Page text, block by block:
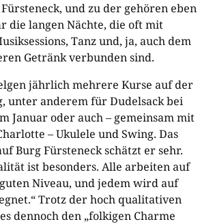
und zu der gehören eben
die langen Nächte, die oft mit
Tanz und, ja, auch dem
Getränk verbunden sind.
jährlich mehrere Kurse auf der
unter anderem für Dudelsack bei
Januar oder auch – gemeinsam mit
– Ukulele und Swing. Das
Burg Fürsteneck schätzt er sehr.
ist besonders. Alle arbeiten auf
Niveau, und jedem wird auf
Trotz der hoch qualitativen
dennoch den „folkigen Charme